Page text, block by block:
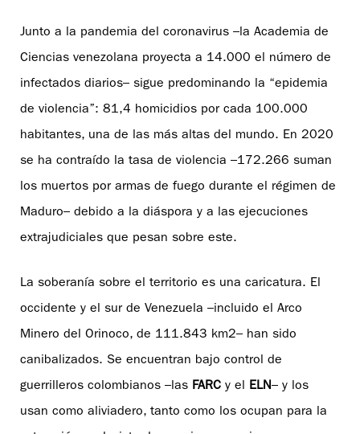
Junto a la pandemia del coronavirus –la Academia de
Ciencias venezolana proyecta a 14.000 el número de
infectados diarios– sigue predominando la “epidemia
de violencia”: 81,4 homicidios por cada 100.000
habitantes, una de las más altas del mundo. En 2020
se ha contraído la tasa de violencia –172.266 suman
los muertos por armas de fuego durante el régimen de
Maduro– debido a la diáspora y a las ejecuciones
extrajudiciales que pesan sobre este.
La soberanía sobre el territorio es una caricatura. El
occidente y el sur de Venezuela –incluido el Arco
Minero del Orinoco, de 111.843 km2– han sido
canibalizados. Se encuentran bajo control de
guerrilleros colombianos –las FARC y el ELN– y los
usan como aliviadero, tanto como los ocupan para la